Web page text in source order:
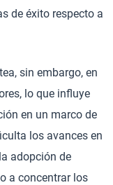
de éxito respecto a
sin embargo, en
lo que influye
en un marco de
los avances en
adopción de
a concentrar los